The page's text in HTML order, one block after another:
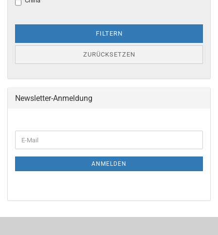
FILTERN
ZURÜCKSETZEN
Newsletter-Anmeldung
ANMELDEN